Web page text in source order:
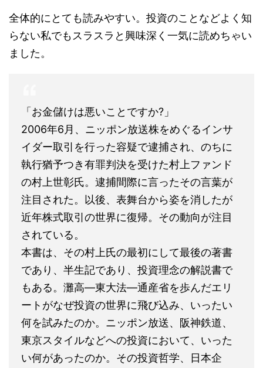
全体的にとても読みやすい。投資のことなどよく知
らない私でもスラスラと興味深く一気に読めちゃい
ました。
「お金儲けは悪いことですか?」
2006年6月、ニッポン放送株をめぐるインサ
イダー取引を行った容疑で逮捕され、のちに
執行猶予つき有罪判決を受けた村上ファンド
の村上世彰氏。逮捕間際に言ったその言葉が
注目された。以後、表舞台から姿を消したが
近年株式取引の世界に復帰。その動向が注目
されている。
本書は、その村上氏の最初にして最後の著書
であり、半生記であり、投資理念の解説書で
もある。灘高―東大法―通産省を歩んだエリ
ートがなぜ投資の世界に飛び込み、いったい
何を試みたのか。ニッポン放送、阪神鉄道、
東京スタイルなどへの投資において、いった
い何があったのか。その投資哲学、日本企